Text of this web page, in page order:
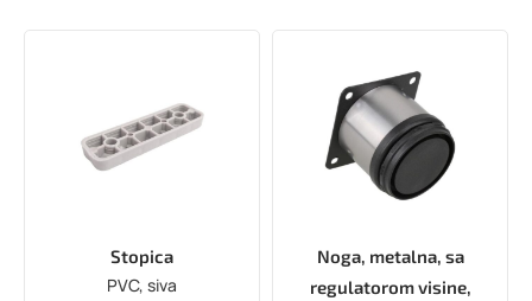
Stopica
PVC, siva
Noga, metalna, sa
regulatorom visine,